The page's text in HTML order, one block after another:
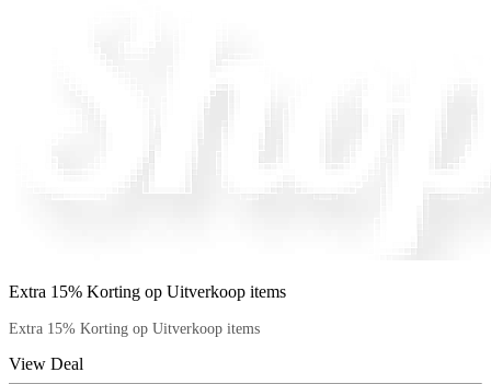
Extra 15% Korting op Uitverkoop items
Extra 15% Korting op Uitverkoop items
View Deal